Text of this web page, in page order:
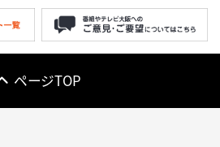
ページTOP